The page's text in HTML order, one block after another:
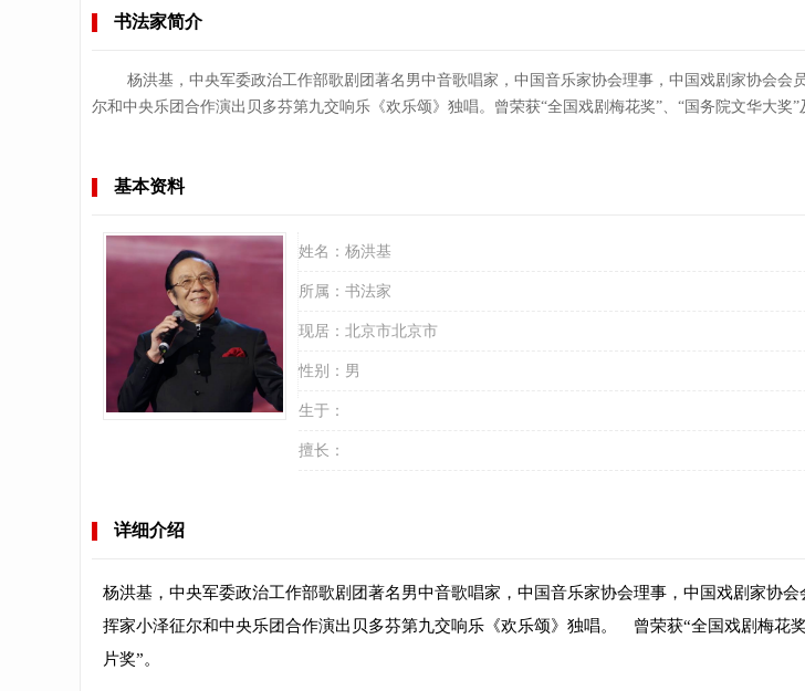
书法家简介
杨洪基，中央军委政治工作部歌剧团著名男中音歌唱家，中国音乐家协会理事，中国戏剧家协会会
尔和中央乐团合作演出贝多芬第九交响乐《欢乐颂》独唱。曾荣获“全国戏剧梅花奖”、“国务院文华大奖”
基本资料
姓名： 杨洪基
所属： 书法家
现居： 北京市北京市
性别： 男
生于：
擅长：
详细介绍
杨洪基，中央军委政治工作部歌剧团著名男中音歌唱家，中国音乐家协会理事，中国戏剧家协
挥家小泽征尔和中央乐团合作演出贝多芬第九交响乐《欢乐颂》独唱。 曾荣获“全国戏剧梅花
片奖”。